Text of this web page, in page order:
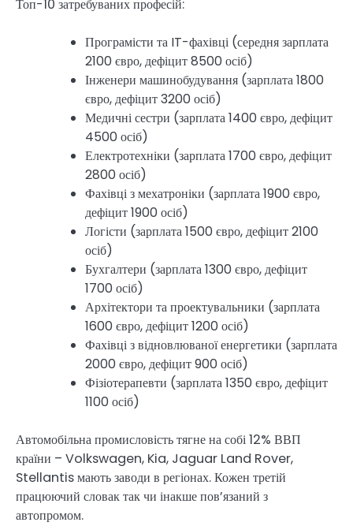
Топ-10 затребуваних професій:
Програмісти та IT-фахівці (середня зарплата
2100 євро, дефіцит 8500 осіб)
Інженери машинобудування (зарплата 1800
євро, дефіцит 3200 осіб)
Медичні сестри (зарплата 1400 євро, дефіцит
4500 осіб)
Електротехніки (зарплата 1700 євро, дефіцит
2800 осіб)
Фахівці з мехатроніки (зарплата 1900 євро,
дефіцит 1900 осіб)
Логісти (зарплата 1500 євро, дефіцит 2100
осіб)
Бухгалтери (зарплата 1300 євро, дефіцит
1700 осіб)
Архітектори та проектувальники (зарплата
1600 євро, дефіцит 1200 осіб)
Фахівці з відновлюваної енергетики (зарплата
2000 євро, дефіцит 900 осіб)
Фізіотерапевти (зарплата 1350 євро, дефіцит
1100 осіб)
Автомобільна промисловість тягне на собі 12% ВВП
країни – Volkswagen, Kia, Jaguar Land Rover,
Stellantis мають заводи в регіонах. Кожен третій
працюючий словак так чи інакше пов’язаний з
автопромом.